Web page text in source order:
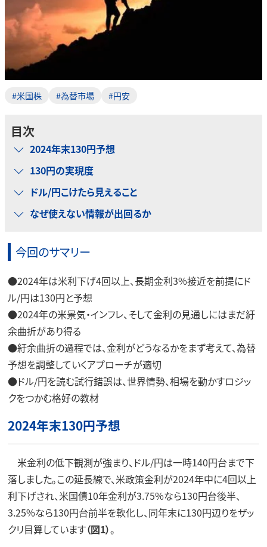
#米国株 #為替市場 #円安
目次
2024年末130円予想
130円の実現度
ドル/円こけたら見えること
なぜ使えない情報が出回るか
今回のサマリー
●2024年は米利下げ4回以上、長期金利3%接近を前提にド
ル/円は130円と予想
●2024年の米景気・インフレ、そして金利の見通しにはまだ紆
余曲折があり得る
●紆余曲折の過程では、金利がどうなるかをまず考えて、為替
予想を調整していくアプローチが適切
●ドル/円を読む試行錯誤は、世界情勢、相場を動かすロジッ
クをつかむ格好の教材
2024年末130円予想
米金利の低下観測が強まり、ドル/円は一時140円台まで下
落しました。この延長線で、米政策金利が2024年中に4回以上
利下げされ、米国債10年金利が3.75%なら130円台後半、
3.25%なら130円台前半を軟化し、同年末に130円辺りをザッ
クリ目算しています（図1）。